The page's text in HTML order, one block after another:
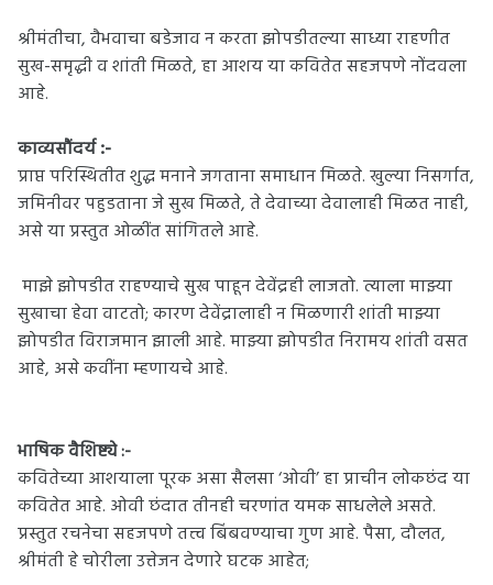
श्रीमंतीचा, वैभवाचा बडेजाव न करता झोपडीतल्या साध्या राहणीत
सुख-समृद्धी व शांती मिळते, हा आशय या कवितेत सहजपणे नोंदवला
आहे.
काव्यसौंदर्य:-
प्राप्त परिस्थितीत शुद्ध मनाने जगताना समाधान मिळते. खुल्या निसर्गात,
जमिनीवर पहुडताना जे सुख मिळते, ते देवाच्या देवालाही मिळत नाही,
असे या प्रस्तुत ओळींत सांगितले आहे.
माझे झोपडीत राहण्याचे सुख पाहून देवेंद्रही लाजतो. त्याला माझ्या
सुखाचा हेवा वाटतो; कारण देवेंद्रालाही न मिळणारी शांती माझ्या
झोपडीत विराजमान झाली आहे. माझ्या झोपडीत निरामय शांती वसत
आहे, असे कवींना म्हणायचे आहे.
भाषिक वैशिष्ट्ये :-
कवितेच्या आशयाला पूरक असा सैलसा ‘ओवी’ हा प्राचीन लोकछंद या
कवितेत आहे. ओवी छंदात तीनही चरणांत यमक साधलेले असते.
प्रस्तुत रचनेचा सहजपणे तत्त्व बिंबवण्याचा गुण आहे. पैसा, दौलत,
श्रीमंती हे चोरीला उत्तेजन देणारे घटक आहेत;